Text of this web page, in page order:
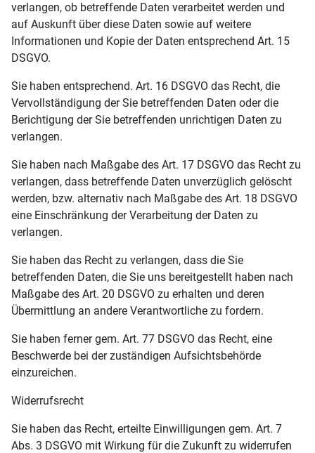
verlangen, ob betreffende Daten verarbeitet werden und
auf Auskunft über diese Daten sowie auf weitere
Informationen und Kopie der Daten entsprechend Art. 15
DSGVO.
Sie haben entsprechend. Art. 16 DSGVO das Recht, die
Vervollständigung der Sie betreffenden Daten oder die
Berichtigung der Sie betreffenden unrichtigen Daten zu
verlangen.
Sie haben nach Maßgabe des Art. 17 DSGVO das Recht zu
verlangen, dass betreffende Daten unverzüglich gelöscht
werden, bzw. alternativ nach Maßgabe des Art. 18 DSGVO
eine Einschränkung der Verarbeitung der Daten zu
verlangen.
Sie haben das Recht zu verlangen, dass die Sie
betreffenden Daten, die Sie uns bereitgestellt haben nach
Maßgabe des Art. 20 DSGVO zu erhalten und deren
Übermittlung an andere Verantwortliche zu fordern.
Sie haben ferner gem. Art. 77 DSGVO das Recht, eine
Beschwerde bei der zuständigen Aufsichtsbehörde
einzureichen.
Widerrufsrecht
Sie haben das Recht, erteilte Einwilligungen gem. Art. 7
Abs. 3 DSGVO mit Wirkung für die Zukunft zu widerrufen